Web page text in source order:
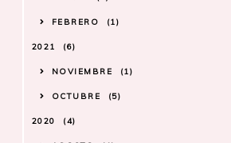
FEBRERO 1
2021 6
NOVIEMBRE 1
OCTUBRE 5
2020 4